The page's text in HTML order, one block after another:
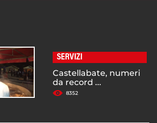
SERVIZI
Castellabate, numeri
da record ...
8352